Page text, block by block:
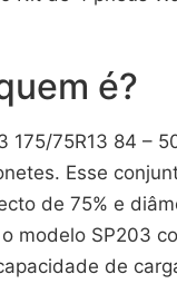
é?
175/75R13 84 –
Esse
de 75% e
modelo SP203
de